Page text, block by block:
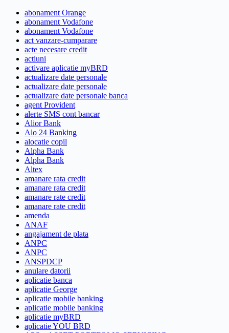
abonament Orange
abonament Vodafone
abonament Vodafone
act vanzare-cumparare
acte necesare credit
actiuni
activare aplicatie myBRD
actualizare date personale
actualizare date personale
actualizare date personale banca
agent Provident
alerte SMS cont bancar
Alior Bank
Alo 24 Banking
alocatie copil
Alpha Bank
Alpha Bank
Altex
amanare rata credit
amanare rata credit
amanare rate credit
amanare rate credit
amenda
ANAF
angajament de plata
ANPC
ANPC
ANSPDCP
anulare datorii
aplicatie banca
aplicatie George
aplicatie mobile banking
aplicatie mobile banking
aplicatie myBRD
aplicatie YOU BRD